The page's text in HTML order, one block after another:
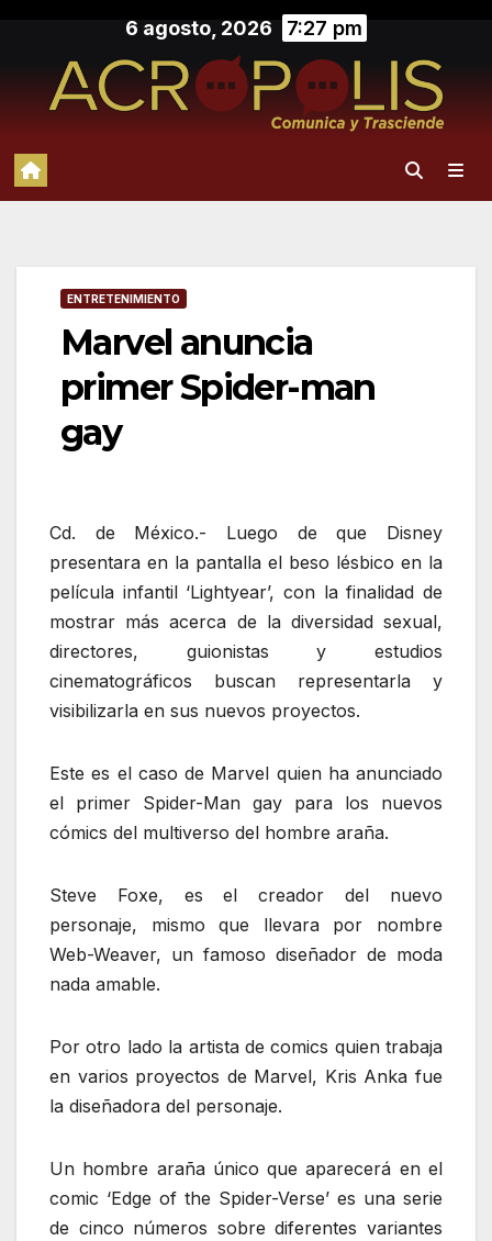
contenido
6 agosto, 2026 7:27 pm
ENTRETENIMIENTO
Marvel anuncia
primer Spider-man
gay
Cd. de México.- Luego de que Disney
presentara en la pantalla el beso lésbico en la
película infantil ‘Lightyear’, con la finalidad de
mostrar más acerca de la diversidad sexual,
directores, guionistas y estudios
cinematográficos buscan representarla y
visibilizarla en sus nuevos proyectos.
Este es el caso de Marvel quien ha anunciado
el primer Spider-Man gay para los nuevos
cómics del multiverso del hombre araña.
Steve Foxe, es el creador del nuevo
personaje, mismo que llevara por nombre
Web-Weaver, un famoso diseñador de moda
nada amable.
Por otro lado la artista de comics quien trabaja
en varios proyectos de Marvel, Kris Anka fue
la diseñadora del personaje.
Un hombre araña único que aparecerá en el
comic ‘Edge of the Spider-Verse’ es una serie
de cinco números sobre diferentes variantes